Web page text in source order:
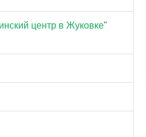
центр в Жуковке"